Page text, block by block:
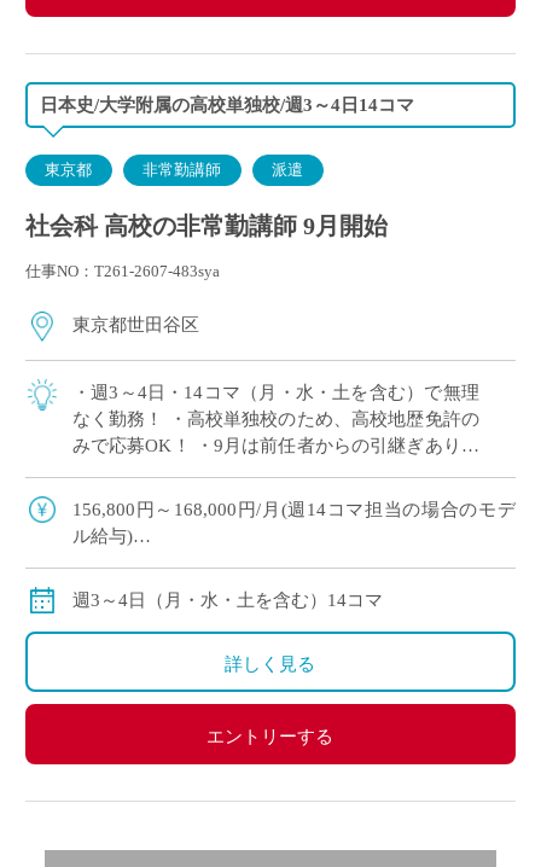
日本史/大学附属の高校単独校/週3～4日14コマ
東京都 非常勤講師 派遣
社会科 高校の非常勤講師 9月開始
仕事NO：T261-2607-483sya
東京都世田谷区
・週3～4日・14コマ（月・水・土を含む）で無理
なく勤務！ ・高校単独校のため、高校地歴免許の
みで応募OK！ ・9月は前任者からの引継ぎあり！
らではの落ち着いた教育環境でご勤 […]
156,800円～168,000円/月(週14コマ担当の場合のモデ
ル給与)
◇交通費別途支給
週3～4日（月・水・土を含む）14コマ
詳しく見る
エントリーする